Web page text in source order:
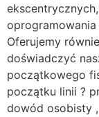
Oferujemy
doświadczyć
początkowego
początku linii ?
dowód osobisty